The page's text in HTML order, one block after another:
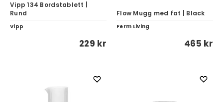
Vipp 134 Bordstablett |
Rund
Vipp
229 kr
Flow Mugg med fat | Black
Ferm Living
465 kr